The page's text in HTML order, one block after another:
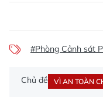
#Phòng Cảnh sát
Chủ đề VÌ AN TOÀN